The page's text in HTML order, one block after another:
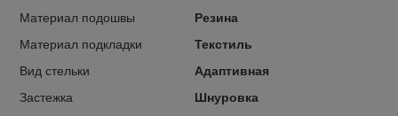
Материал подошвы
Резина
Материал подкладки
Текстиль
Вид стельки
Адаптивная
Застежка
Шнуровка